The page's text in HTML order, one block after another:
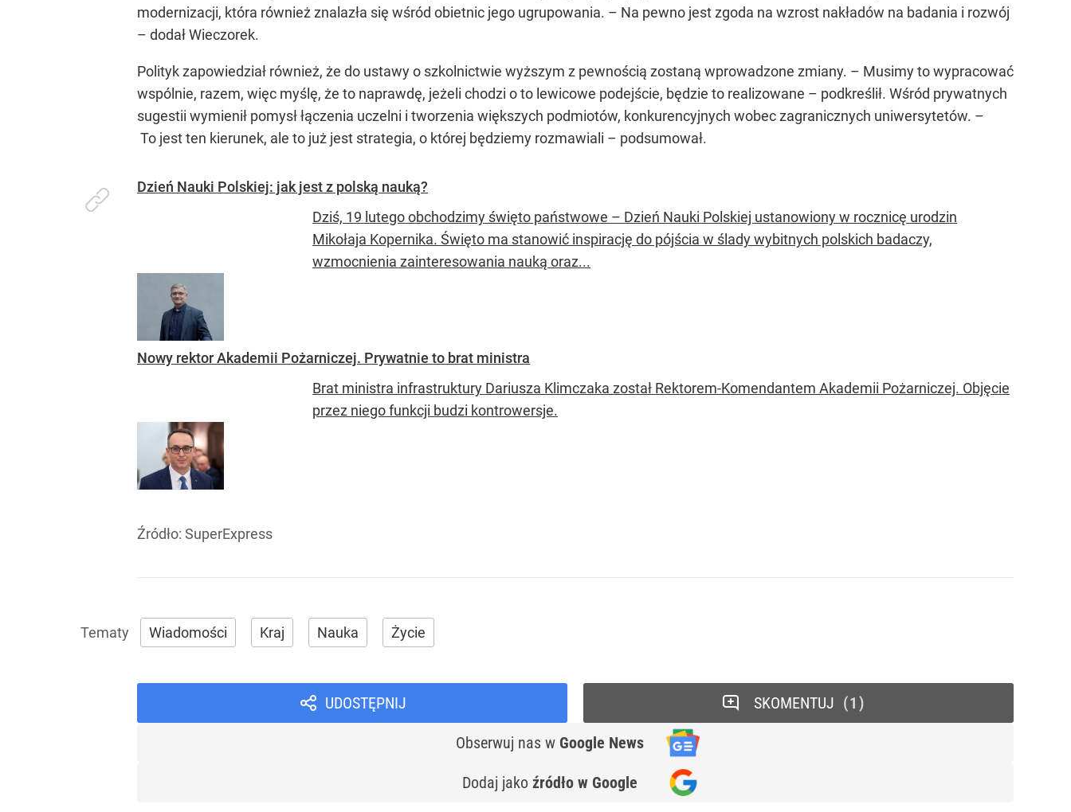
modernizacji, która również znalazła się wśród obietnic jego ugrupowania. – Na pewno jest zgoda na wzrost nakładów na badania i rozwój
– dodał Wieczorek.
Polityk zapowiedział również, że do ustawy o szkolnictwie wyższym z pewnością zostaną wprowadzone zmiany. – Musimy to wypracować
wspólnie, razem, więc myślę, że to naprawdę, jeżeli chodzi o to lewicowe podejście, będzie to realizowane – podkreślił. Wśród prywatnych
sugestii wymienił pomysł łączenia uczelni i tworzenia większych podmiotów, konkurencyjnych wobec zagranicznych uniwersytetów. –
To jest ten kierunek, ale to już jest strategia, o której będziemy rozmawiali – podsumował.
Dzień Nauki Polskiej: jak jest z polską nauką?
Dziś, 19 lutego obchodzimy święto państwowe – Dzień Nauki Polskiej ustanowiony w rocznicę urodzin
Mikołaja Kopernika. Święto ma stanowić inspirację do pójścia w ślady wybitnych polskich badaczy,
wzmocnienia zainteresowania nauką oraz...
Nowy rektor Akademii Pożarniczej. Prywatnie to brat ministra
Brat ministra infrastruktury Dariusza Klimczaka został Rektorem-Komendantem Akademii Pożarniczej. Objęcie
przez niego funkcji budzi kontrowersje.
Źródło: SuperExpress
Wiadomości Kraj Nauka Życie
UDOSTĘPNIJ
Obserwuj nas w Google News
Dodaj jako źródło w Google
SKOMENTUJ 1